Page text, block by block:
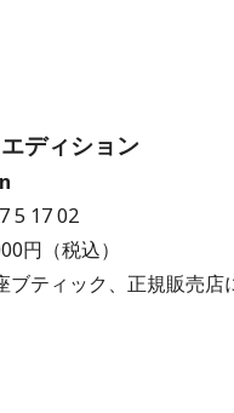
ディション
5 17 02
円（税込）
ブティック、正規販売店